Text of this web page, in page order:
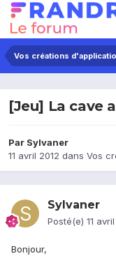
Vos créations
[Jeu] La cave
Par Sylvaner
11 avril 2012 dans Vos
Sylvaner
Posté(e) 11
Bonjour,